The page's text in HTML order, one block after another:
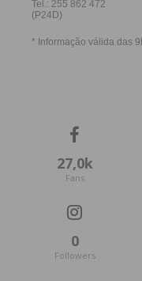
27,0k
Fans
0
Followers